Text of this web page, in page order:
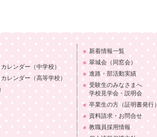
レンダー （中学校）
レンダー （高等学校）
新着情報一覧
翠城会（同窓会）
進路・部活動実績
受験生のみなさまへ
学校見学会・説明会
卒業生の方（証明書発行）
資料請求・お問合せ
教職員採用情報